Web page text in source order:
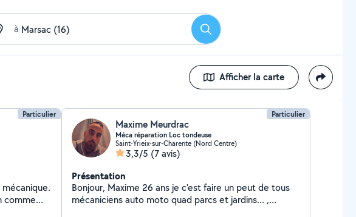
à Rechercher
Afficher la carte
Particulier
comme
Particulier
Maxime Meurdrac
Méca réparation Loc tondeuse
Saint-Yrieix-sur-Charente (Nord Centre)
3,3/5 (7 avis)
Présentation
Bonjour, Maxime 26 ans je c'est faire un peut de tous
mécaniciens auto moto quad parcs et jardins... ,